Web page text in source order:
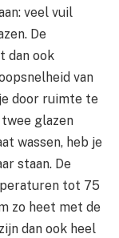
veel vuil
De
dan ook
van
door ruimte te
glazen
wassen, heb je
staan. De
tot 75
zo heet met de
dan ook heel